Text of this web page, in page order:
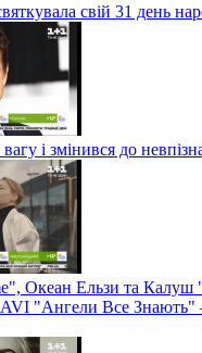
свій 31 день
і змінився до
Океан Ельзи та Калуш
"Ангели Все Знають"